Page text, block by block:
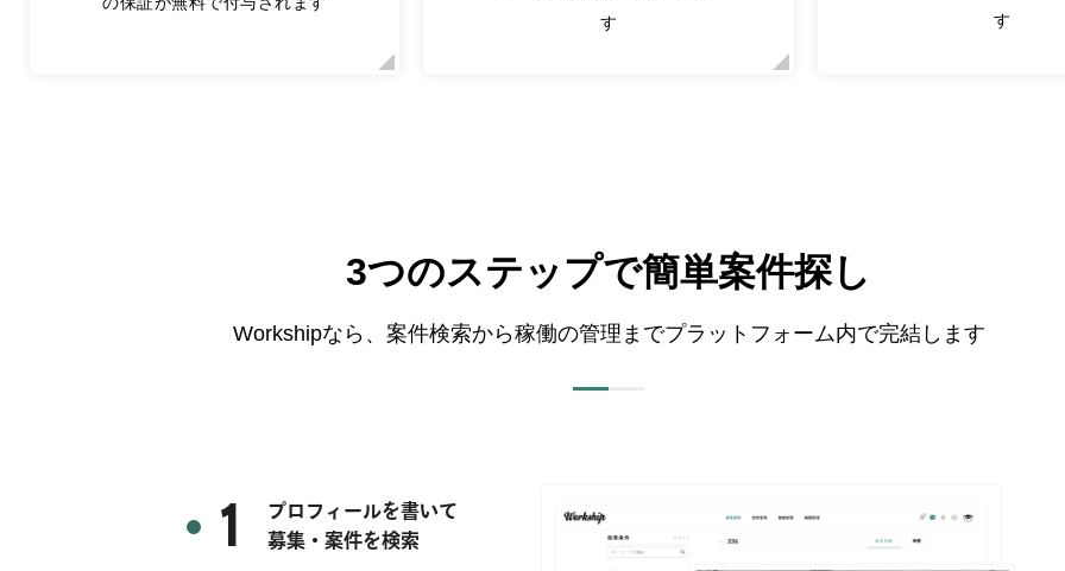
す
す
3つのステップで簡単案件探し
Workshipなら、案件検索から稼働の管理までプラットフォーム内で完結します
1